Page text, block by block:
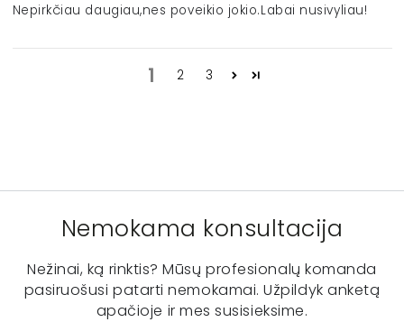
Nepirkčiau daugiau,nes poveikio jokio.Labai nusivyliau!
1 2 3
Nemokama konsultacija
Nežinai, ką rinktis? Mūsų profesionalų komanda
pasiruošusi patarti nemokamai. Užpildyk anketą
apačioje ir mes susisieksime.